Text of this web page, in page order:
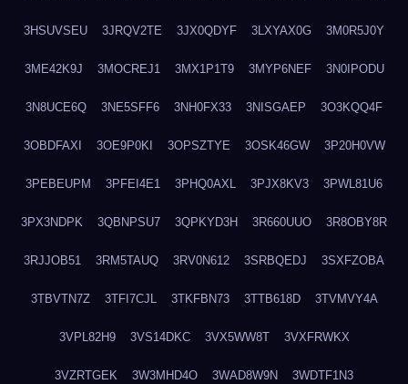
3HSUVSEU 3JRQV2TE 3JX0QDYF 3LXYAX0G 3M0R5J0Y
3ME42K9J 3MOCREJ1 3MX1P1T9 3MYP6NEF 3N0IPODU
3N8UCE6Q 3NE5SFF6 3NH0FX33 3NISGAEP 3O3KQQ4F
3OBDFAXI 3OE9P0KI 3OPSZTYE 3OSK46GW 3P20H0VW
3PEBEUPM 3PFEI4E1 3PHQ0AXL 3PJX8KV3 3PWL81U6
3PX3NDPK 3QBNPSU7 3QPKYD3H 3R660UUO 3R8OBY8R
3RJJOB51 3RM5TAUQ 3RV0N612 3SRBQEDJ 3SXFZOBA
3TBVTN7Z 3TFI7CJL 3TKFBN73 3TTB618D 3TVMVY4A
3VPL82H9 3VS14DKC 3VX5WW8T 3VXFRWKX
3VZRTGEK 3W3MHD4O 3WAD8W9N 3WDTF1N3